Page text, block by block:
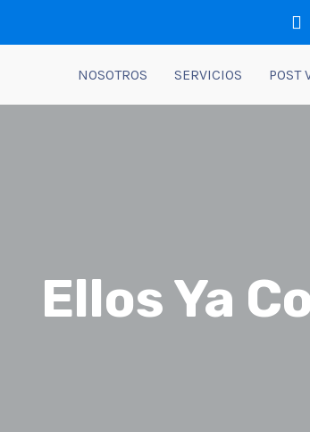
NOSOTROS SERVICIOS POST
Ellos Ya